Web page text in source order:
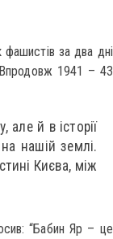
за два дні
Впродовж 1941 – 43
але й в історії
нашій землі.
Києва, між
“Бабин Яр – це